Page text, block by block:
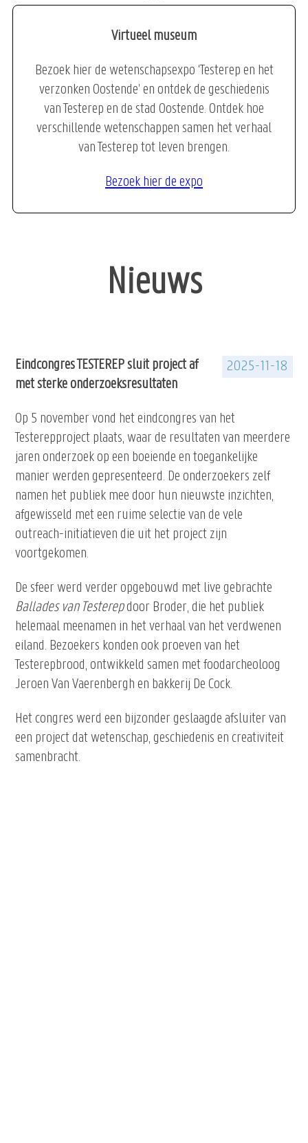
Virtueel museum
Bezoek hier de wetenschapsexpo ‘Testerep en het
verzonken Oostende’ en ontdek de geschiedenis
van Testerep en de stad Oostende. Ontdek hoe
verschillende wetenschappen samen het verhaal
van Testerep tot leven brengen.
Bezoek hier de expo
Nieuws
2025-11-18
Eindcongres TESTEREP sluit project af
met sterke onderzoeksresultaten
Op 5 november vond het eindcongres van het
Testerepproject plaats, waar de resultaten van meerdere
jaren onderzoek op een boeiende en toegankelijke
manier werden gepresenteerd. De onderzoekers zelf
namen het publiek mee door hun nieuwste inzichten,
afgewisseld met een ruime selectie van de vele
outreach-initiatieven die uit het project zijn
voortgekomen.
De sfeer werd verder opgebouwd met live gebrachte
Ballades van Testerepdoor Broder, die het publiek
helemaal meenamen in het verhaal van het verdwenen
eiland. Bezoekers konden ook proeven van het
Testerepbrood, ontwikkeld samen met foodarcheoloog
Jeroen Van Vaerenbergh en bakkerij De Cock.
Het congres werd een bijzonder geslaagde afsluiter van
een project dat wetenschap, geschiedenis en creativiteit
samenbracht.